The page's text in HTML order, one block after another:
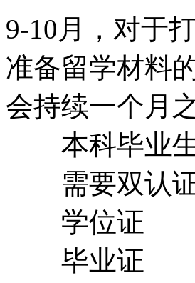
9-10月，对于
准备留学材料
会持续一个月
本科毕业
需要双认证
学位证
毕业证